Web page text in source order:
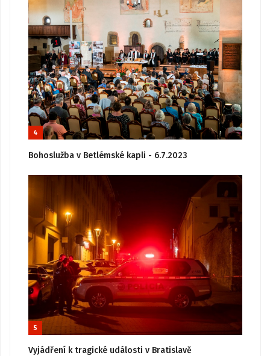
4
Bohoslužba v Betlémské kapli - 6.7.2023
5
Vyjádření k tragické události v Bratislavě